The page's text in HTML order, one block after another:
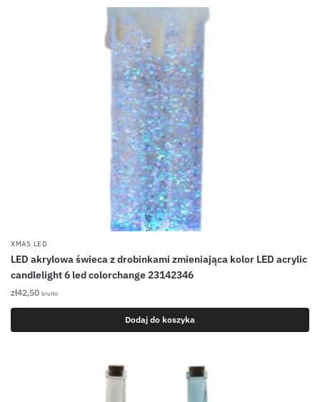
XMAS LED
LED akrylowa świeca z drobinkami zmieniająca kolor LED acrylic
candlelight 6 led colorchange 23142346
zł42,50 brutto
Dodaj do koszyka